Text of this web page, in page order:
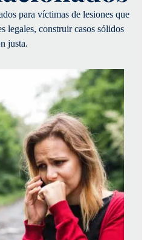
para víctimas de lesiones que
legales, construir casos sólidos
justa.